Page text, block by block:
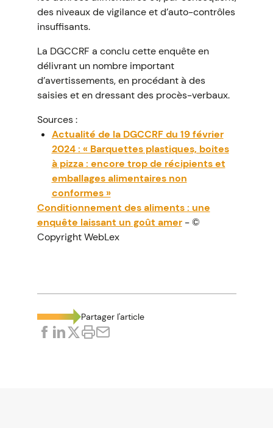
des niveaux de vigilance et d’auto-contrôles
insuffisants.
La DGCCRF a conclu cette enquête en
délivrant un nombre important
d’avertissements, en procédant à des
saisies et en dressant des procès-verbaux.
Sources :
Actualité de la DGCCRF du 19 février
2024 : « Barquettes plastiques, boites
à pizza : encore trop de récipients et
emballages alimentaires non
conformes »
Conditionnement des aliments : une
enquête laissant un goût amer- ©
Copyright WebLex
Partager l'article